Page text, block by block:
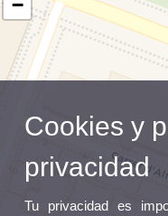
−
Cookies y
privacidad
Tu privacidad es